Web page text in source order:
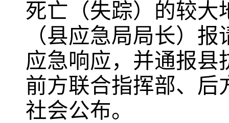
死亡（失踪）的较大
（县应急局局长）
应急响应，并通报县
前方联合指挥部、后
社会公布。